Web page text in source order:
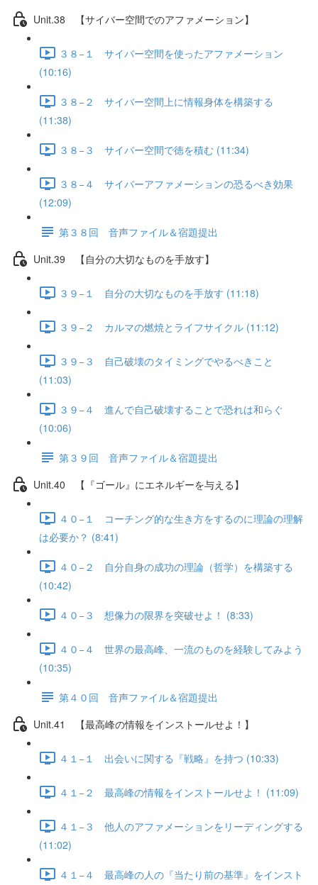
Unit.38 【サイバー空間でのアファメーション】
３８−１ サイバー空間を使ったアファメーション
(10:16)
３８−２ サイバー空間上に情報身体を構築する
(11:38)
３８−３ サイバー空間で徳を積む (11:34)
３８−４ サイバーアファメーションの恐るべき効果
(12:09)
第３８回 音声ファイル＆宿題提出
Unit.39 【自分の大切なものを手放す】
３９−１ 自分の大切なものを手放す (11:18)
３９−２ カルマの燃焼とライフサイクル (11:12)
３９−３ 自己破壊のタイミングでやるべきこと
(11:03)
３９−４ 進んで自己破壊することで恐れは和らぐ
(10:06)
第３９回 音声ファイル＆宿題提出
Unit.40 【『ゴール』にエネルギーを与える】
４０−１ コーチング的な生き方をするのに理論の理解
は必要か？ (8:41)
４０−２ 自分自身の成功の理論（哲学）を構築する
(10:42)
４０−３ 想像力の限界を突破せよ！ (8:33)
４０−４ 世界の最高峰、一流のものを経験してみよう
(10:35)
第４０回 音声ファイル＆宿題提出
Unit.41 【最高峰の情報をインストールせよ！】
４１−１ 出会いに関する『戦略』を持つ (10:33)
４１−２ 最高峰の情報をインストールせよ！ (11:09)
４１−３ 他人のアファメーションをリーディングする
(11:02)
４１−４ 最高峰の人の『当たり前の基準』をインスト